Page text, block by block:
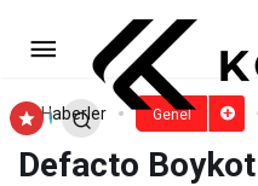
Haberler Genel
Defacto
Ltb
Ltb Hangi Ülkenin?
Yorum Yap